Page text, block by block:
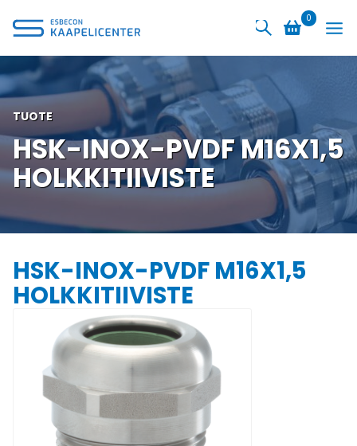
sisältöön
0
TUOTE
HSK-INOX-PVDF M16X1,5
HOLKKITIIVISTE
HSK-INOX-PVDF M16X1,5
HOLKKITIIVISTE